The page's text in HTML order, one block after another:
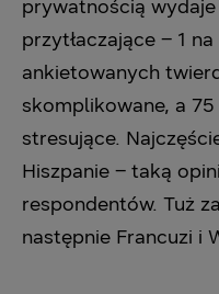
prywatnością
przytłaczające – 1
ankietowanych
skomplikowane, a
stresujące.
Hiszpanie – taką
respondentów. Tuż
następnie Francuzi i